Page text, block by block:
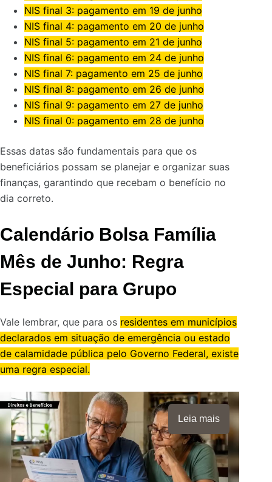
NIS final 3: pagamento em 19 de junho
NIS final 4: pagamento em 20 de junho
NIS final 5: pagamento em 21 de junho
NIS final 6: pagamento em 24 de junho
NIS final 7: pagamento em 25 de junho
NIS final 8: pagamento em 26 de junho
NIS final 9: pagamento em 27 de junho
NIS final 0: pagamento em 28 de junho
Essas datas são fundamentais para que os
beneficiários possam se planejar e organizar suas
finanças, garantindo que recebam o benefício no
dia correto.
Calendário Bolsa Família
Mês de Junho: Regra
Especial para Grupo
Vale lembrar, que para os residentes em municípios
declarados em situação de emergência ou estado
de calamidade pública pelo Governo Federal, existe
uma regra especial.
Leia mais